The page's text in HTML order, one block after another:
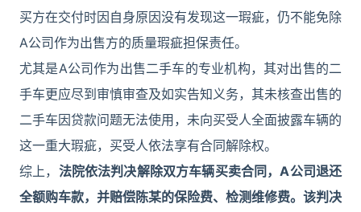
买方在交付时因自身原因没有发现这一瑕疵，仍不能免除
A公司作为出售方的质量瑕疵担保责任。
尤其是A公司作为出售二手车的专业机构，其对出售的二
手车更应尽到审慎审查及如实告知义务，其未核查出售的
二手车因贷款问题无法使用，未向买受人全面披露车辆的
这一重大瑕疵，买受人依法享有合同解除权。
综上， 法院依法判决解除双方车辆买卖合同，A公司退还
全额购车款，并赔偿陈某的保险费、检测维修费。该判决